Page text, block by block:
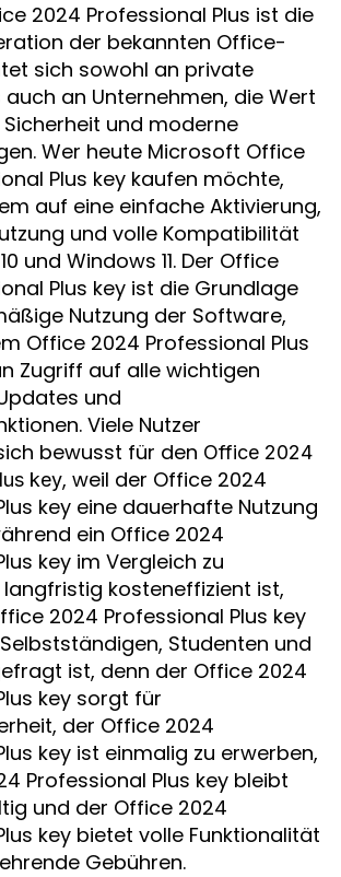
2024 Professional Plus ist die
der bekannten Office-
sich sowohl an private
an Unternehmen, die Wert
und moderne
Wer heute Microsoft Office
Plus key kaufen möchte,
auf eine einfache Aktivierung,
und volle Kompatibilität
und Windows 11. Der Office
Plus key ist die Grundlage
Nutzung der Software,
Office 2024 Professional Plus
Zugriff auf alle wichtigen
und
Viele Nutzer
bewusst für den Office 2024
key, weil der Office 2024
key eine dauerhafte Nutzung
ein Office 2024
key im Vergleich zu
kosteneffizient ist,
2024 Professional Plus key
Studenten und
ist, denn der Office 2024
key sorgt für
der Office 2024
key ist einmalig zu erwerben,
Professional Plus key bleibt
und der Office 2024
key bietet volle Funktionalität
Gebühren.